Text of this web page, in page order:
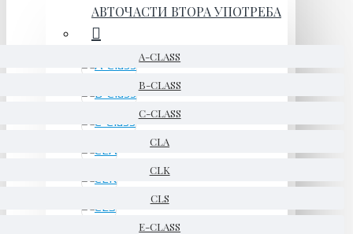
АВТОЧАСТИ ВТОРА УПОТРЕБА
A-CLASS
B-CLASS
C-CLASS
CLA
CLK
CLS
E-CLASS